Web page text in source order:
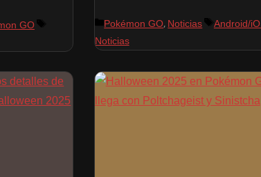
GO
Pokémon GO, Noticias
Android/
Noticias